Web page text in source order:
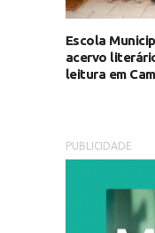
Escola
acervo
leitura em
PUBLICIDADE